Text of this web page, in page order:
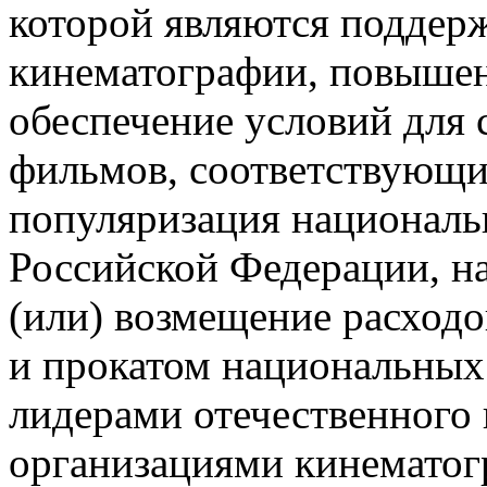
которой являются
кинематографии,
обеспечение условий для
фильмов,
популяризация
Российской Федерации,
(или) возмещение
и прокатом
лидерами
организациями